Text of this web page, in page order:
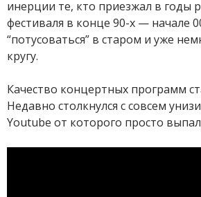
инерции те, кто приезжал в годы
фестиваля в конце 90-х — начале
“потусоваться” в старом и уже
кругу.
Качество концертных программ
Недавно столкнулся с совсем
Youtube от которого просто